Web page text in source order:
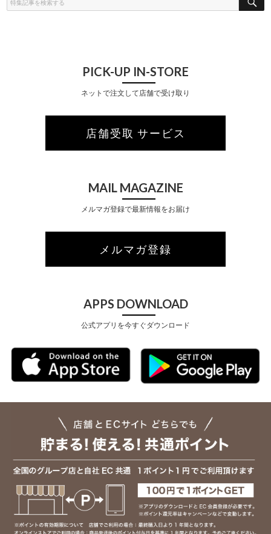
R
PICK-UP IN-STORE
ネットで注文して店舗で受け取り
店舗受取 サービス
MAIL MAGAZINE
メルマガ登録で最新情報をお届け
メルマガ登録
APPS DOWNLOAD
公式アプリを今すぐダウンロード